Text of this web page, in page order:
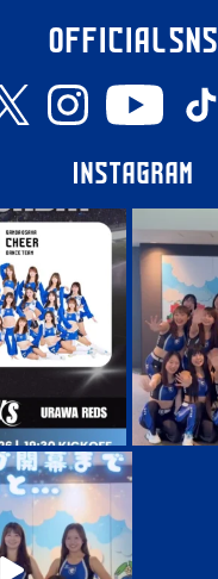
OFFICIAL SNS
Instagram